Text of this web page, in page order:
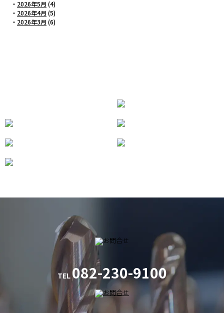
・ 2026年5月 (4)
・ 2026年4月 (5)
・ 2026年3月 (6)
TEL 082-230-9100